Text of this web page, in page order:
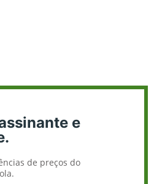
e
de preços do